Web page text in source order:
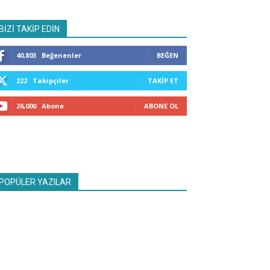
TAKİP EDİN
40,803 Beğenenler BEĞEN
222 Takipçiler TAKIP ET
26,000 Abone ABONE OL
YAZILAR